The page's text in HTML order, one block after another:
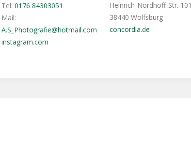
Tel: 0176 84303051
Mail:
A.S_Photografie@hotmail.com
instagram.com
Heinrich-Nordhoff-Str. 101
38440 Wolfsburg
concordia.de